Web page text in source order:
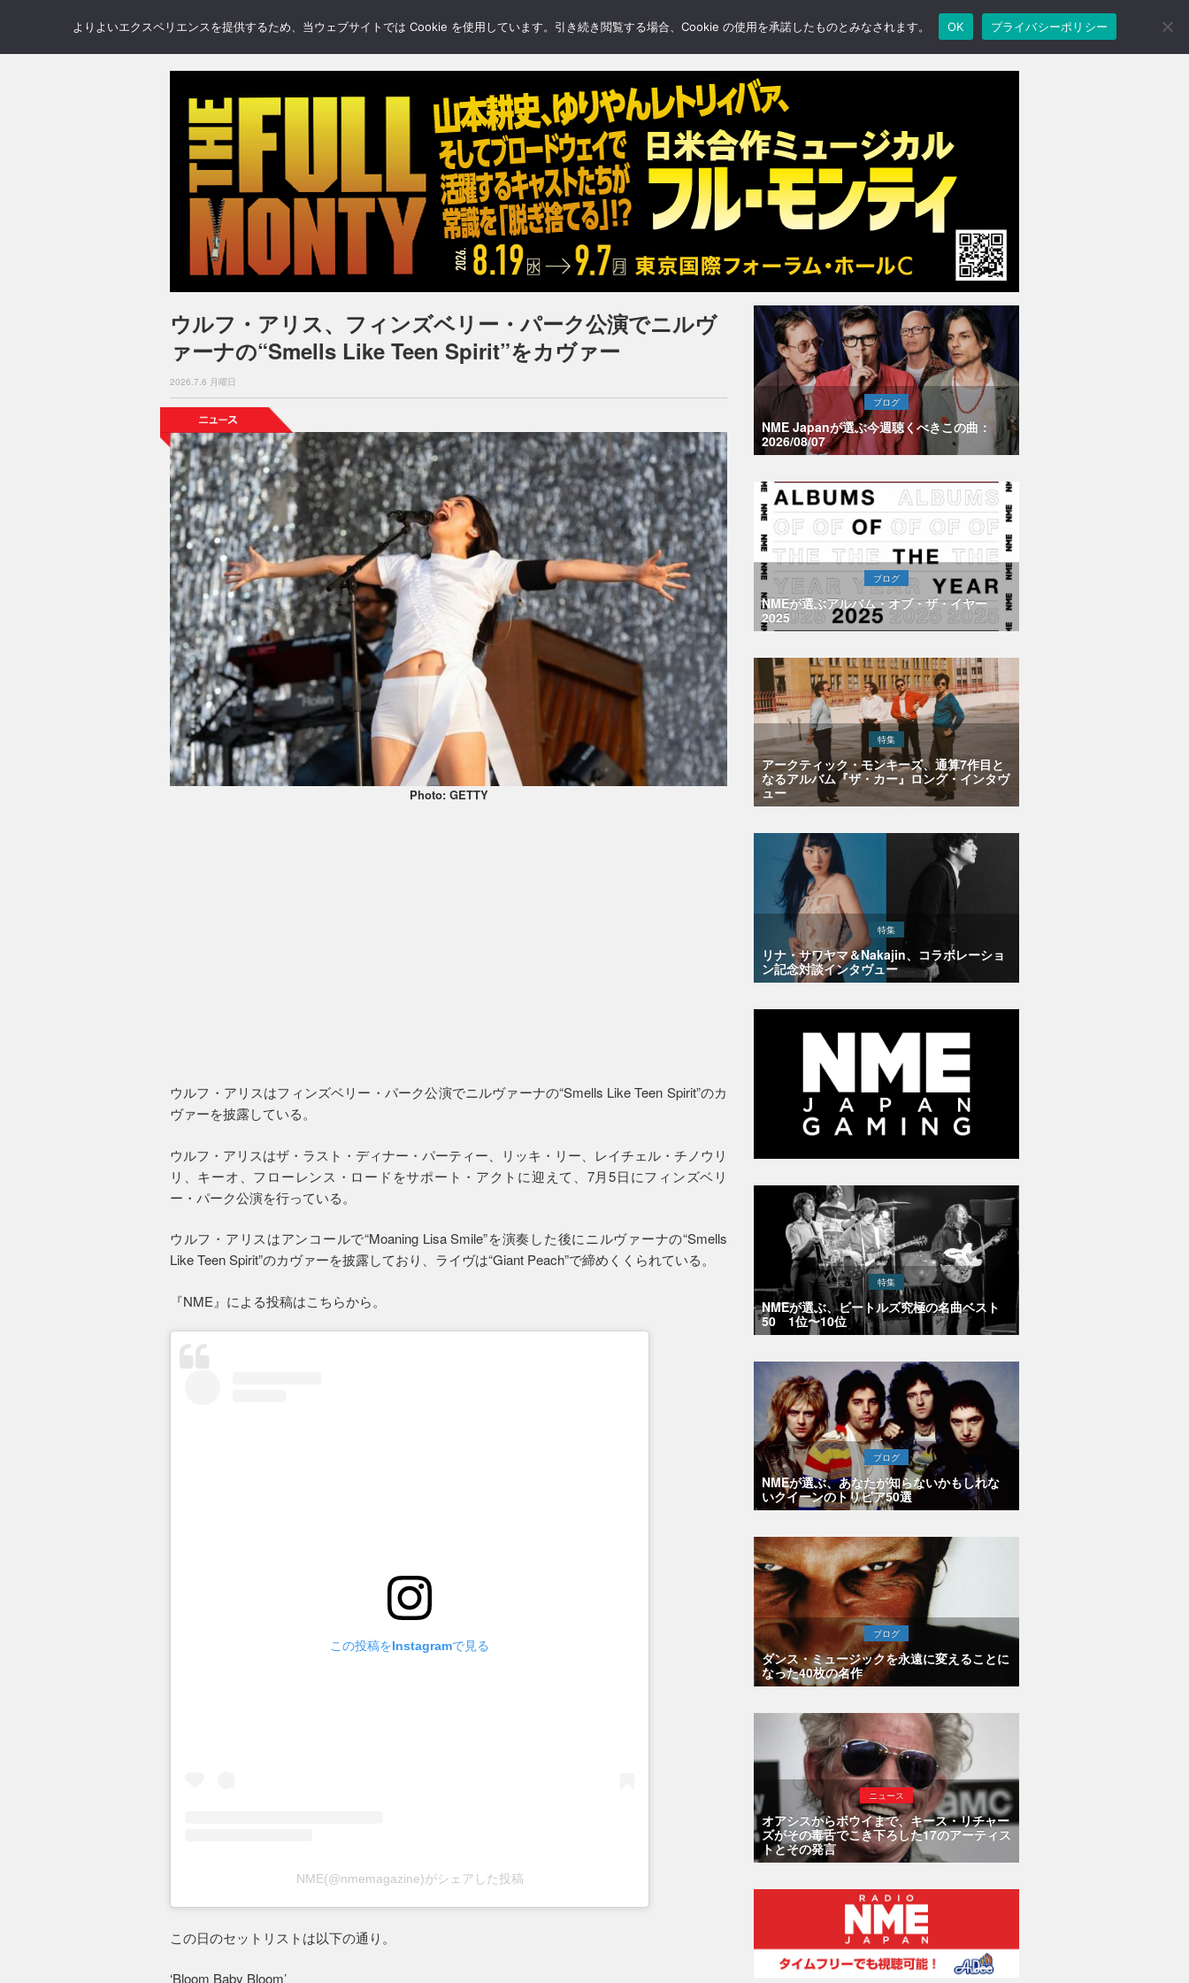
NEWS REVIEWS GALLERY BLOGS FEATURE
ウルフ・アリス、フィンズベリー・パーク公演でニルヴ
ァーナの“Smells Like Teen Spirit”をカヴァー
2026.7.6 月曜日
Photo: GETTY
ウルフ・アリスはフィンズベリー・パーク公演でニルヴァーナの“Smells Like Teen Spirit”のカ
ヴァーを披露している。
ウルフ・アリスはザ・ラスト・ディナー・パーティー、リッキ・リー、レイチェル・チノウリ
リ、キーオ、フローレンス・ロードをサポート・アクトに迎えて、7月5日にフィンズベリ
ー・パーク公演を行っている。
ウルフ・アリスはアンコールで“Moaning Lisa Smile”を演奏した後にニルヴァーナの“Smells
Like Teen Spirit”のカヴァーを披露しており、ライヴは“Giant Peach”で締めくくられている。
『NME』による投稿はこちらから。
この投稿をInstagramで見る
NME(@nmemagazine)がシェアした投稿
この日のセットリストは以下の通り。
‘Bloom Baby Bloom’
ブログ
NME Japanが選ぶ今週聴くべきこの曲：
2026/08/07
ブログ
NMEが選ぶアルバム・オブ・ザ・イヤー
2025
特集
アークティック・モンキーズ、通算7作目と
なるアルバム『ザ・カー』ロング・インタヴ
ュー
特集
リナ・サワヤマ＆Nakajin、コラボレーショ
ン記念対談インタヴュー
特集
NMEが選ぶ、ビートルズ究極の名曲ベスト
50 1位〜10位
ブログ
NMEが選ぶ、あなたが知らないかもしれな
いクイーンのトリビア50選
ブログ
ダンス・ミュージックを永遠に変えることに
なった40枚の名作
ニュース
オアシスからボウイまで、キース・リチャー
ズがその毒舌でこき下ろした17のアーティス
トとその発言
よりよいエクスペリエンスを提供するため、当ウェブサイトでは Cookie を使用しています。引き続き閲覧する場合、Cookie の使用を承諾したものとみなされます。 OK プライバシーポリシー